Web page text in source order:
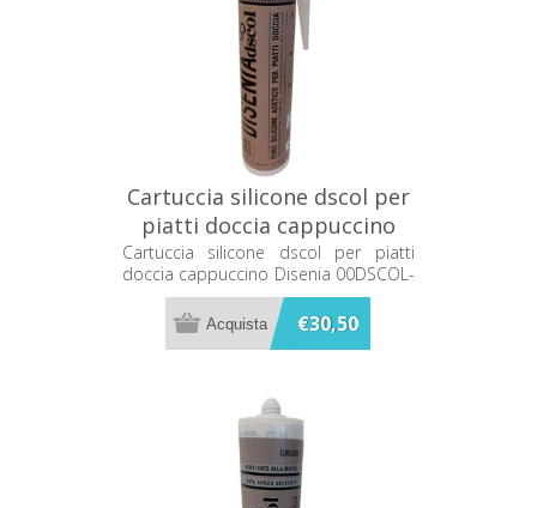
Cartuccia silicone dscol per
piatti doccia cappuccino
Disenia 00DSCOL-CA
Cartuccia silicone dscol per piatti
doccia cappuccino Disenia 00DSCOL-
€30,50